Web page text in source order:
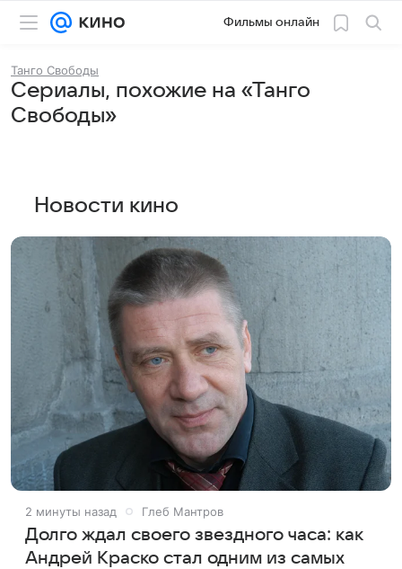
Фильмы онлайн
Танго Свободы
Сериалы, похожие на «Танго
Свободы»
Новости кино
2 минуты назад Глеб Мантров
Долго ждал своего звездного часа: как
Андрей Краско стал одним из самых